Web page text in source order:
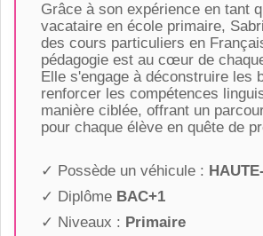
Grâce à son expérience en tant
vacataire en école primaire,
des cours particuliers en
pédagogie est au cœur de
Elle s'engage à déconstruire les
renforcer les compétences
manière ciblée, offrant un
pour chaque élève en quête de
✓ Possède un véhicule :
✓ Diplôme BAC+1
✓ Niveaux : Primaire